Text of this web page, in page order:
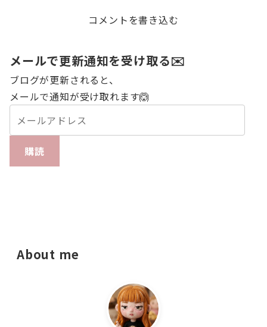
コメントを書き込む
メールで更新通知を受け取る✉️
ブログが更新されると、
メールで通知が受け取れます🙆
購読
About me